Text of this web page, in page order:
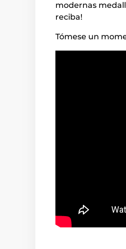
modernas
reciba!
Tómese un